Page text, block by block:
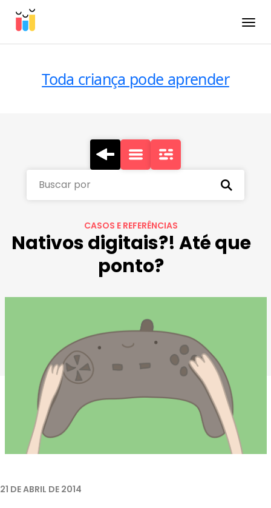
Toda criança pode aprender
Buscar por
CASOS E REFERÊNCIAS
Nativos digitais?! Até que
ponto?
21 DE ABRIL DE 2014